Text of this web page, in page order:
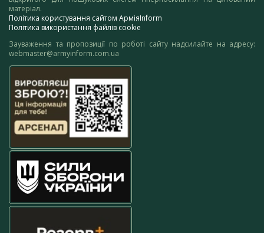
матеріал.
Політика користування сайтом АрміяInform
Політика використання файлів cookie
Зауваження та пропозиції по роботі сайту надсилайте на адресу:
webmaster@armyinform.com.ua